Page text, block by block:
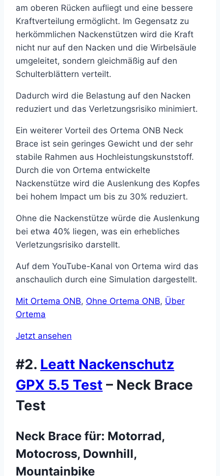
am oberen Rücken aufliegt und eine bessere
Kraftverteilung ermöglicht. Im Gegensatz zu
herkömmlichen Nackenstützen wird die Kraft
nicht nur auf den Nacken und die Wirbelsäule
umgeleitet, sondern gleichmäßig auf den
Schulterblättern verteilt.
Dadurch wird die Belastung auf den Nacken
reduziert und das Verletzungsrisiko minimiert.
Ein weiterer Vorteil des Ortema ONB Neck
Brace ist sein geringes Gewicht und der sehr
stabile Rahmen aus Hochleistungskunststoff.
Durch die von Ortema entwickelte
Nackenstütze wird die Auslenkung des Kopfes
bei hohem Impact um bis zu 30% reduziert.
Ohne die Nackenstütze würde die Auslenkung
bei etwa 40% liegen, was ein erhebliches
Verletzungsrisiko darstellt.
Auf dem YouTube-Kanal von Ortema wird das
anschaulich durch eine Simulation dargestellt.
Mit Ortema ONB, Ohne Ortema ONB, Über
Ortema
Jetzt ansehen
#2. Leatt Nackenschutz
GPX 5.5 Test – Neck Brace
Test
Neck Brace für: Motorrad,
Motocross, Downhill,
Mountainbike